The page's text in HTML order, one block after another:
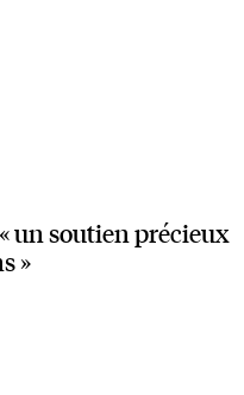
un soutien précieux
»